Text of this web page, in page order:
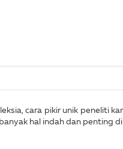
cara pikir unik peneliti
hal indah dan penting